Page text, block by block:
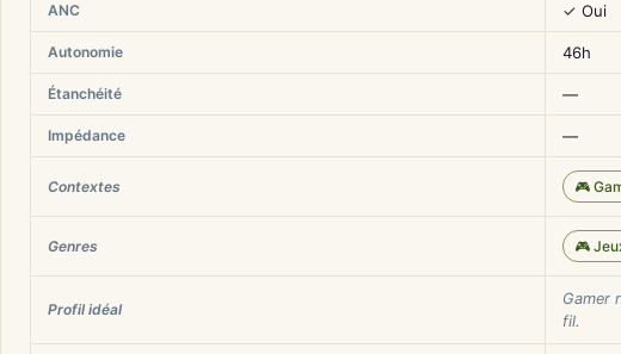
ANC ✓ Oui
Autonomie 46h
Étanchéité —
Impédance —
Contextes 🎮
Genres 🎮
Profil idéal
Gamer
fil.